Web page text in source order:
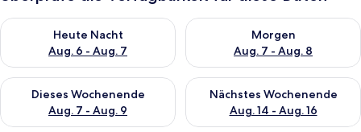
Heute Nacht
Aug. 6 - Aug. 7
Überprüfe die Verfügbarkeit für heute Nacht, Aug. 6 - Aug. 7.
Morgen
Aug. 7 - Aug. 8
Überprüfe die Verfügbarkeit
Dieses Wochenende
Aug. 7 - Aug. 9
Überprüfe die Verfügbarkeit für dieses Wochenende, Aug. 7
Nächstes Wochenende
Aug. 14 - Aug. 16
Überprüfe die Verfügbarkeit